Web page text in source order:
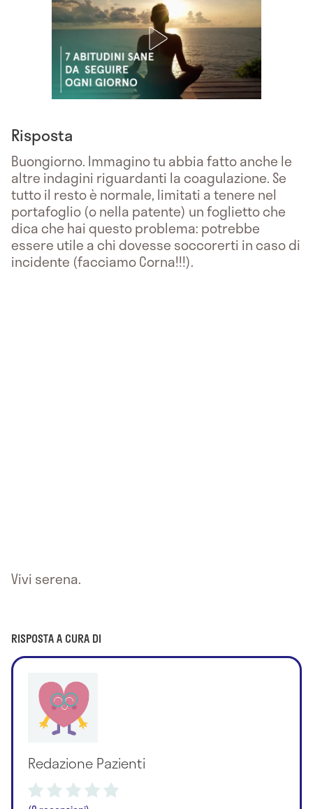
Risposta
Buongiorno. Immagino tu abbia fatto anche le
altre indagini riguardanti la coagulazione. Se
tutto il resto è normale, limitati a tenere nel
portafoglio (o nella patente) un foglietto che
dica che hai questo problema: potrebbe
essere utile a chi dovesse soccorerti in caso di
incidente (facciamo Corna!!!).
Vivi serena.
RISPOSTA A CURA DI
Redazione Pazienti